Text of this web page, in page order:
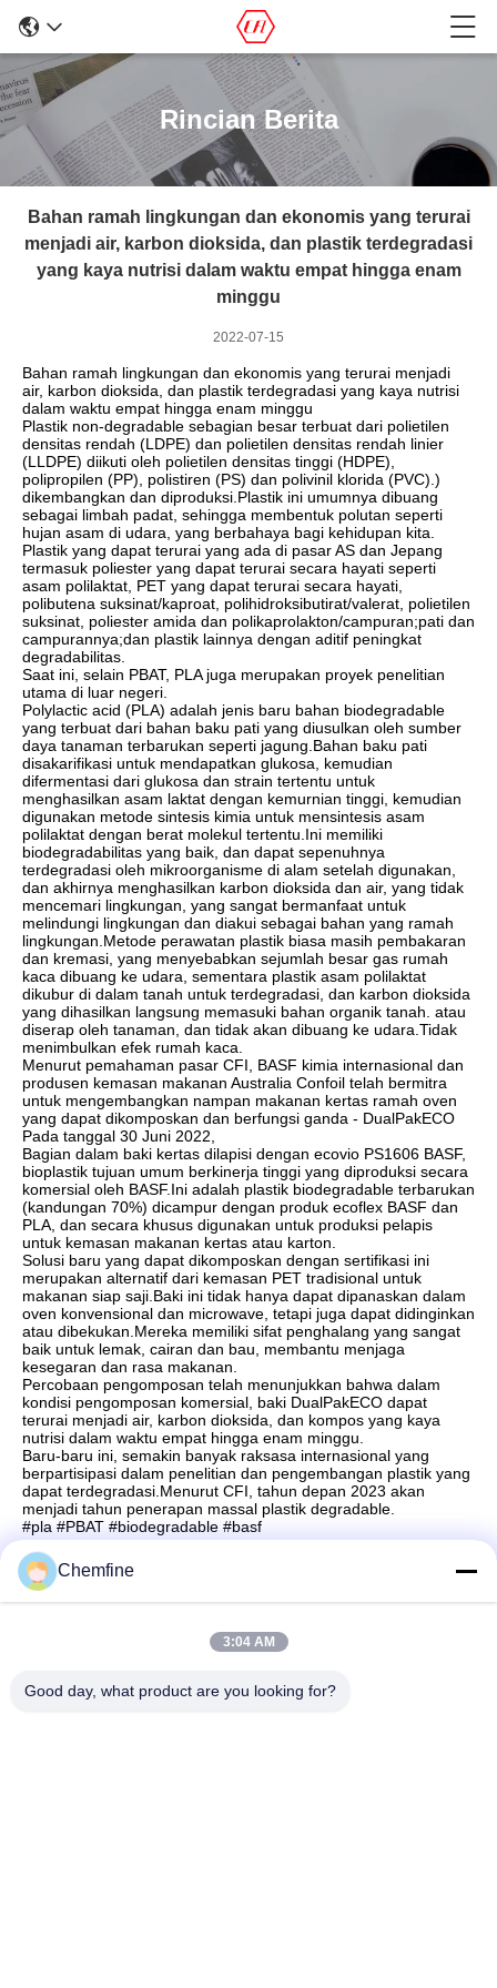
Rincian Berita
Bahan ramah lingkungan dan ekonomis yang terurai
menjadi air, karbon dioksida, dan plastik terdegradasi
yang kaya nutrisi dalam waktu empat hingga enam
minggu
2022-07-15
Bahan ramah lingkungan dan ekonomis yang terurai menjadi
air, karbon dioksida, dan plastik terdegradasi yang kaya nutrisi
dalam waktu empat hingga enam minggu
Plastik non-degradable sebagian besar terbuat dari polietilen
densitas rendah (LDPE) dan polietilen densitas rendah linier
(LLDPE) diikuti oleh polietilen densitas tinggi (HDPE),
polipropilen (PP), polistiren (PS) dan polivinil klorida (PVC).)
dikembangkan dan diproduksi.Plastik ini umumnya dibuang
sebagai limbah padat, sehingga membentuk polutan seperti
hujan asam di udara, yang berbahaya bagi kehidupan kita.
Plastik yang dapat terurai yang ada di pasar AS dan Jepang
termasuk poliester yang dapat terurai secara hayati seperti
asam polilaktat, PET yang dapat terurai secara hayati,
polibutena suksinat/kaproat, polihidroksibutirat/valerat, polietilen
suksinat, poliester amida dan polikaprolakton/campuran;pati dan
campurannya;dan plastik lainnya dengan aditif peningkat
degradabilitas.
Saat ini, selain PBAT, PLA juga merupakan proyek penelitian
utama di luar negeri.
Polylactic acid (PLA) adalah jenis baru bahan biodegradable
yang terbuat dari bahan baku pati yang diusulkan oleh sumber
daya tanaman terbarukan seperti jagung.Bahan baku pati
disakarifikasi untuk mendapatkan glukosa, kemudian
difermentasi dari glukosa dan strain tertentu untuk
menghasilkan asam laktat dengan kemurnian tinggi, kemudian
digunakan metode sintesis kimia untuk mensintesis asam
polilaktat dengan berat molekul tertentu.Ini memiliki
biodegradabilitas yang baik, dan dapat sepenuhnya
terdegradasi oleh mikroorganisme di alam setelah digunakan,
dan akhirnya menghasilkan karbon dioksida dan air, yang tidak
mencemari lingkungan, yang sangat bermanfaat untuk
melindungi lingkungan dan diakui sebagai bahan yang ramah
lingkungan.Metode perawatan plastik biasa masih pembakaran
dan kremasi, yang menyebabkan sejumlah besar gas rumah
kaca dibuang ke udara, sementara plastik asam polilaktat
dikubur di dalam tanah untuk terdegradasi, dan karbon dioksida
yang dihasilkan langsung memasuki bahan organik tanah. atau
diserap oleh tanaman, dan tidak akan dibuang ke udara.Tidak
menimbulkan efek rumah kaca.
Menurut pemahaman pasar CFI, BASF kimia internasional dan
produsen kemasan makanan Australia Confoil telah bermitra
untuk mengembangkan nampan makanan kertas ramah oven
yang dapat dikomposkan dan berfungsi ganda - DualPakECO
Pada tanggal 30 Juni 2022,
Bagian dalam baki kertas dilapisi dengan ecovio PS1606 BASF,
bioplastik tujuan umum berkinerja tinggi yang diproduksi secara
komersial oleh BASF.Ini adalah plastik biodegradable terbarukan
(kandungan 70%) dicampur dengan produk ecoflex BASF dan
PLA, dan secara khusus digunakan untuk produksi pelapis
untuk kemasan makanan kertas atau karton.
Solusi baru yang dapat dikomposkan dengan sertifikasi ini
merupakan alternatif dari kemasan PET tradisional untuk
makanan siap saji.Baki ini tidak hanya dapat dipanaskan dalam
oven konvensional dan microwave, tetapi juga dapat didinginkan
atau dibekukan.Mereka memiliki sifat penghalang yang sangat
baik untuk lemak, cairan dan bau, membantu menjaga
kesegaran dan rasa makanan.
Percobaan pengomposan telah menunjukkan bahwa dalam
kondisi pengomposan komersial, baki DualPakECO dapat
terurai menjadi air, karbon dioksida, dan kompos yang kaya
nutrisi dalam waktu empat hingga enam minggu.
Baru-baru ini, semakin banyak raksasa internasional yang
berpartisipasi dalam penelitian dan pengembangan plastik yang
dapat terdegradasi.Menurut CFI, tahun depan 2023 akan
menjadi tahun penerapan massal plastik degradable.
#pla #PBAT #biodegradable #basf
Alamat
Chemfine
3:04 AM
Good day, what product are you looking for?